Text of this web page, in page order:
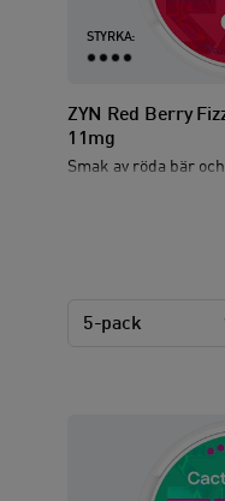
STYRKA:
ZYN Red Berry
11mg
Smak av röda bär
5-pack